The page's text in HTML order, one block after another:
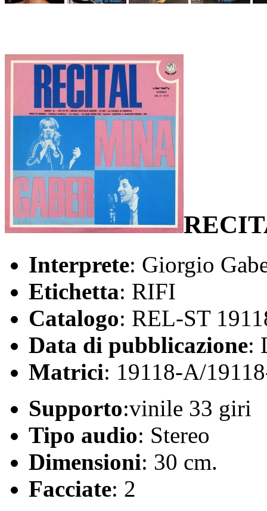
Interprete: Giorgio
Etichetta: RIFI
Catalogo: REL-ST
Data di pubblicazione:
Matrici: 19118-A/
Supporto:vinile 33 giri
Tipo audio: Stereo
Dimensioni: 30 cm.
Facciate: 2